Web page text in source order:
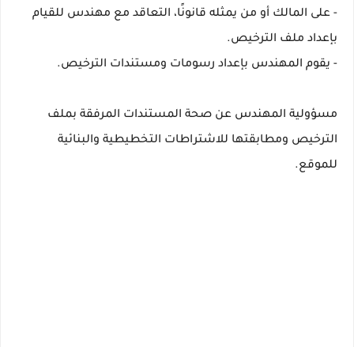
- على المالك أو من يمثله قانونًا، التعاقد مع مهندس للقيام
بإعداد ملف الترخيص.
- يقوم المهندس بإعداد رسومات ومستندات الترخيص.
مسؤولية المهندس عن صحة المستندات المرفقة بملف
الترخيص ومطابقتها للاشتراطات التخطيطية والبنائية
للموقع.